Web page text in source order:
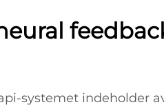
systemet indeholder